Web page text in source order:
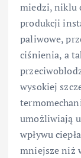
miedzi, niklu
produkcji
paliwowe,
ciśnienia, a
wysokiej
umożliwiają
wpływu
mniejsze niż